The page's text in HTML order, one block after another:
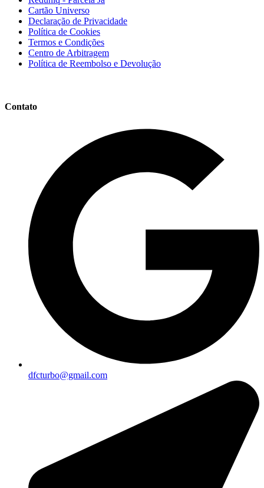
Cartão Universo
Declaração de Privacidade
Política de Cookies
Termos e Condições
Centro de Arbitragem
Política de Reembolso e Devolução
Contato
dfcturbo@gmail.com